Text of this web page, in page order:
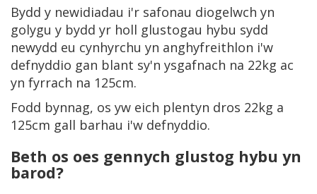
Bydd y newidiadau i'r safonau diogelwch yn
golygu y bydd yr holl glustogau hybu sydd
newydd eu cynhyrchu yn anghyfreithlon i'w
defnyddio gan blant sy'n ysgafnach na 22kg ac
yn fyrrach na 125cm.
Fodd bynnag, os yw eich plentyn dros 22kg a
125cm gall barhau i'w defnyddio.
Beth os oes gennych glustog hybu yn
barod?